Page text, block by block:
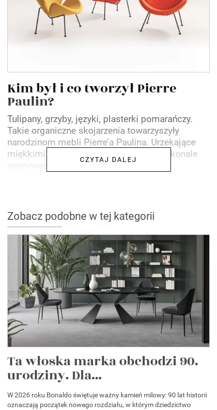
Kim był i co tworzył Pierre
Paulin?
Tulipany, grzyby, języki, plasterki pomarańczy.
Takie organiczne skojarzenia towarzyszyły
narodzinom mebli Pierre’a Paulina. Urzekające
miękkimi liniami i ostrymi kolorami doskonale
wpisywały się w...
CZYTAJ DALEJ
Zobacz podobne w tej kategorii
Ta włoska marka obchodzi 90.
urodziny. Dla...
W 2026 roku Bonaldo świętuje ważny kamień milowy: 90 lat historii
oznaczają początek nowego rozdziału, w którym dziedzictwo